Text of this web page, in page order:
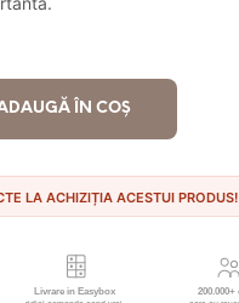
ÎN COȘ
LA ACHIZIȚIA ACESTUI PRODUS!